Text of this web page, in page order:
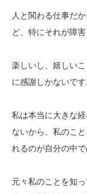
人と関わる仕事だ
ど、特にそれが障害
楽しいし、嬉しい
に感謝しかないです
私は本当に大きな
ないから、私のこ
れるのが自分の中で
元々私のことを知